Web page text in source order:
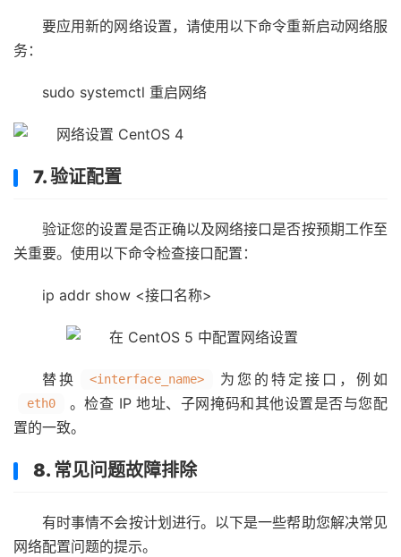
要应用新的网络设置，请使用以下命令重新启动网络服
务：
sudo systemctl 重启网络
7. 验证配置
验证您的设置是否正确以及网络接口是否按预期工作至
关重要。使用以下命令检查接口配置：
ip addr show <接口名称>
替换 <interface_name> 为您的特定接口，例如
eth0
。检查 IP 地址、子网掩码和其他设置是否与您配
置的一致。
8. 常见问题故障排除
有时事情不会按计划进行。以下是一些帮助您解决常见
网络配置问题的提示。